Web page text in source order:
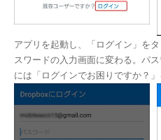
アプリを起動し、「ログイン」を
スワードの入力画面に変わる。パ
には「ログインでお困りですか？